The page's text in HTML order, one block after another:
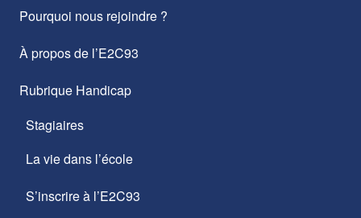
Pourquoi nous rejoindre ?
À propos de l’E2C93
Rubrique Handicap
Stagiaires
La vie dans l’école
S’inscrire à l’E2C93